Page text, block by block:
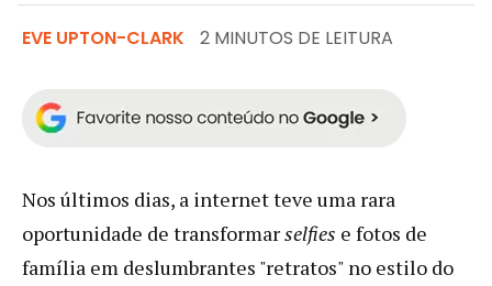
EVE UPTON-CLARK 2 MINUTOS DE LEITURA
Nos últimos dias, a internet teve uma rara
oportunidade de transformarselfies e fotos de
família em deslumbrantes "retratos" no estilo do